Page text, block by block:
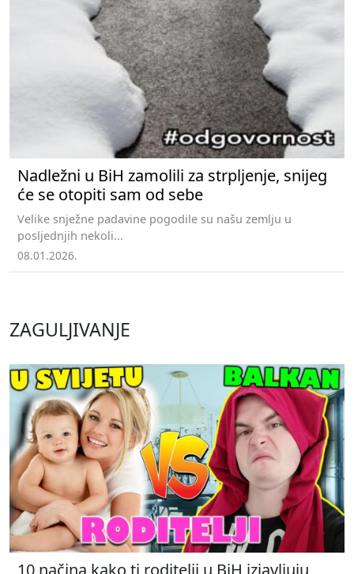
Nadležni u BiH zamolili za strpljenje, snijeg
će se otopiti sam od sebe
Velike snježne padavine pogodile su našu zemlju u
posljednjih nekoli...
08.01.2026.
ZAGULJIVANJE